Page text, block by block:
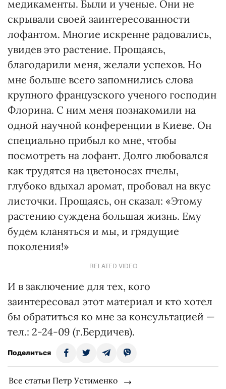
медикаменты. Были и ученые. Они не
скрывали своей заинтересованности
лофантом. Многие искренне радовались,
увидев это растение. Прощаясь,
благодарили меня, желали успехов. Но
мне больше всего запомнились слова
крупного французского ученого господин
Флорина. С ним меня познакомили на
одной научной конференции в Киеве. Он
специально прибыл ко мне, чтобы
посмотреть на лофант. Долго любовался
как трудятся на цветоносах пчелы,
глубоко вдыхал аромат, пробовал на вкус
листочки. Прощаясь, он сказал: «Этому
растению суждена большая жизнь. Ему
будем кланяться и мы, и грядущие
поколения!»
RELATED VIDEO
И в заключение для тех, кого
заинтересовал этот материал и кто хотел
бы обратиться ко мне за консультацией —
тел.: 2-24-09 (г.Бердичев).
Поделиться
Все статьи Петр Устименко